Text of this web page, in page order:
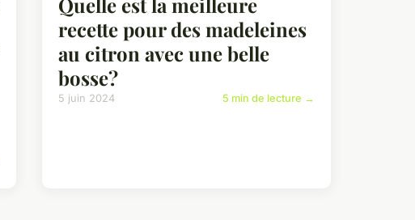
recette pour des madeleines
au citron avec une belle
bosse?
5 juin 2024 5 min de lecture →